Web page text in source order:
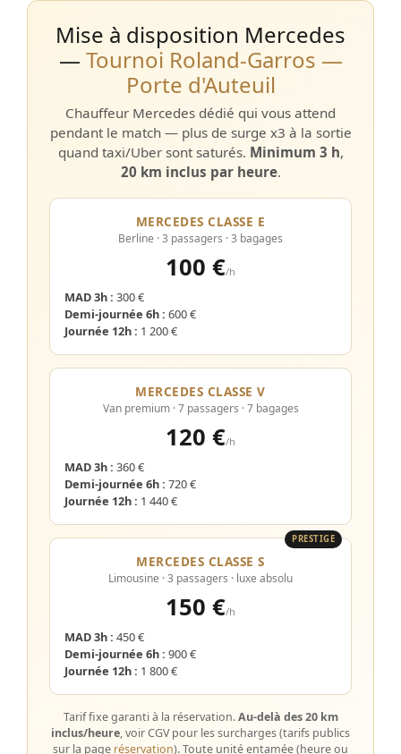
Mise à disposition Mercedes
— Tournoi Roland-Garros —
Porte d'Auteuil
Chauffeur Mercedes dédié qui vous attend
pendant le match — plus de surge x3 à la sortie
quand taxi/Uber sont saturés. Minimum 3 h,
20 km inclus par heure.
MERCEDES CLASSE E
Berline · 3 passagers · 3 bagages
100 €/h
MAD 3h : 300 €
Demi-journée 6h : 600 €
Journée 12h : 1 200 €
MERCEDES CLASSE V
Van premium · 7 passagers · 7 bagages
120 €/h
MAD 3h : 360 €
Demi-journée 6h : 720 €
Journée 12h : 1 440 €
PRESTIGE
MERCEDES CLASSE S
Limousine · 3 passagers · luxe absolu
150 €/h
MAD 3h : 450 €
Demi-journée 6h : 900 €
Journée 12h : 1 800 €
Tarif fixe garanti à la réservation.Au-delà des 20 km
inclus/heure, voir CGV pour les surcharges (tarifs publics
sur la page réservation). Toute unité entamée (heure ou